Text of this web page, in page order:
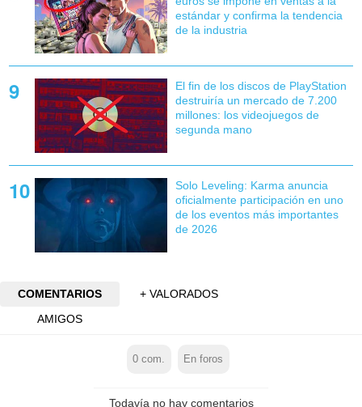
estándar y confirma la tendencia
de la industria
El fin de los discos de PlayStation
destruiría un mercado de 7.200
millones: los videojuegos de
segunda mano
Solo Leveling: Karma anuncia
oficialmente participación en uno
de los eventos más importantes
de 2026
COMENTARIOS
+ VALORADOS
AMIGOS
0 com. En foros
Todavía no hay comentarios